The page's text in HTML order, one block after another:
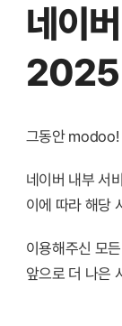
네이
2025
그동안 modoo!
네이버 내부 서
이에 따라 해당
이용해주신 모
앞으로 더 나은